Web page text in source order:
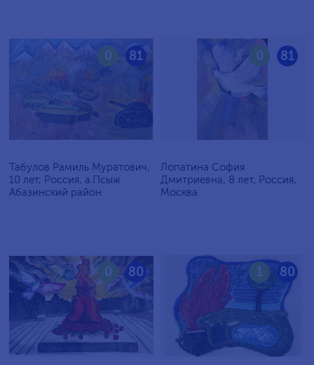
81
0
Табулов Рамиль Муратович,
10 лет, Россия, а.Псыж
Абазинский район
81
0
Лопатина София
Дмитриевна, 8 лет, Россия,
Москва
80
0 80
1